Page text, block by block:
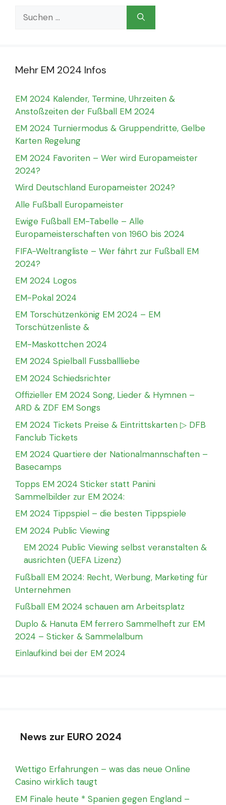
Suchen
nach:
Mehr EM 2024 Infos
EM 2024 Kalender, Termine, Uhrzeiten &
Anstoßzeiten der Fußball EM 2024
EM 2024 Turniermodus & Gruppendritte, Gelbe
Karten Regelung
EM 2024 Favoriten – Wer wird Europameister
2024?
Wird Deutschland Europameister 2024?
Alle Fußball Europameister
Ewige Fußball EM-Tabelle – Alle
Europameisterschaften von 1960 bis 2024
FIFA-Weltrangliste – Wer fährt zur Fußball EM
2024?
EM 2024 Logos
EM-Pokal 2024
EM Torschützenkönig EM 2024 – EM
Torschützenliste &
EM-Maskottchen 2024
EM 2024 Spielball Fussballliebe
EM 2024 Schiedsrichter
Offizieller EM 2024 Song, Lieder & Hymnen –
ARD & ZDF EM Songs
EM 2024 Tickets Preise & Eintrittskarten ▷ DFB
Fanclub Tickets
EM 2024 Quartiere der Nationalmannschaften –
Basecamps
Topps EM 2024 Sticker statt Panini
Sammelbilder zur EM 2024:
EM 2024 Tippspiel – die besten Tippspiele
EM 2024 Public Viewing
EM 2024 Public Viewing selbst veranstalten &
ausrichten (UEFA Lizenz)
Fußball EM 2024: Recht, Werbung, Marketing für
Unternehmen
Fußball EM 2024 schauen am Arbeitsplatz
Duplo & Hanuta EM ferrero Sammelheft zur EM
2024 – Sticker & Sammelalbum
Einlaufkind bei der EM 2024
News zur EURO 2024
Wettigo Erfahrungen – was das neue Online
Casino wirklich taugt
EM Finale heute * Spanien gegen England –